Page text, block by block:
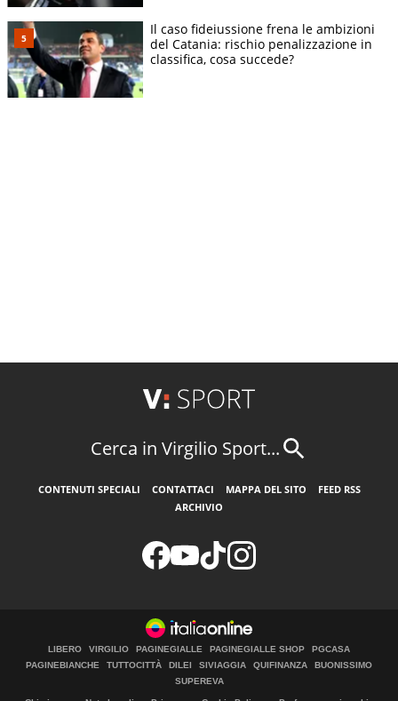
Il caso fideiussione frena le ambizioni
del Catania: rischio penalizzazione in
classifica, cosa succede?
Cerca in Virgilio Sport...
CONTENUTI SPECIALI CONTATTACI MAPPA DEL SITO
FEED RSS
ARCHIVIO
LIBERO VIRGILIO PAGINEGIALLE PAGINEGIALLE SHOP
PGCASA
PAGINEBIANCHE
TUTTOCITTÀ DILEI SIVIAGGIA QUIFINANZA
BUONISSIMO
SUPEREVA